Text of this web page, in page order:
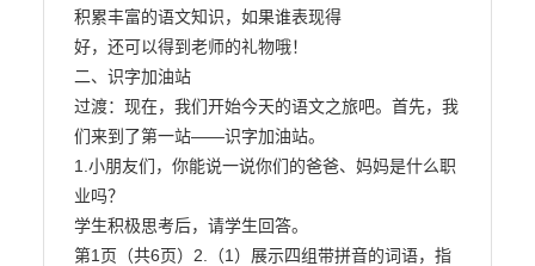
积累丰富的语文知识，如果谁表现得
好，还可以得到老师的礼物哦！
二、识字加油站
过渡：现在，我们开始今天的语文之旅吧。首先，我
们来到了第一站——识字加油站。
1.小朋友们，你能说一说你们的爸爸、妈妈是什么职
业吗？
学生积极思考后，请学生回答。
第1页（共6页）2.（1）展示四组带拼音的词语，指